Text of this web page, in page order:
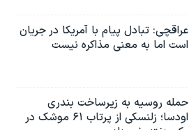
عراقچی: تبادل پیام با آمریکا در جریان
است اما به معنی مذاکره نیست
حمله روسیه به زیرساخت بندری
اودسا؛ زلنسکی از پرتاب ۶۱ موشک در